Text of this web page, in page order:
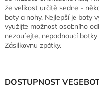
že velikost určitě sedne -
boty a nohy. Nejlepší je boty
využijte možnost osobního
nezoufejte, nepadnoucí
Zásilkovnu zpátky.
DOSTUPNOST